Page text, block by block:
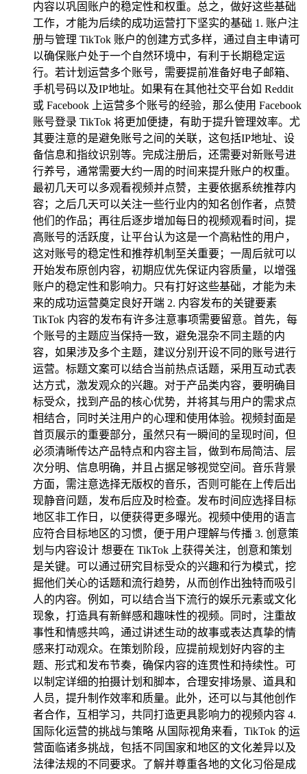
内容以巩固账户的稳定性和权重。总之，做好这些基础
工作，才能为后续的成功运营打下坚实的基础 1. 账户注
册与管理 TikTok 账户的创建方式多样，通过自主申请可
以确保账户处于一个自然环境中，有利于长期稳定运
行。若计划运营多个账号，需要提前准备好电子邮箱、
手机号码以及IP地址。如果有在其他社交平台如 Reddit
或 Facebook 上运营多个账号的经验，那么使用 Facebook
账号登录 TikTok 将更加便捷，有助于提升管理效率。尤
其要注意的是避免账号之间的关联，这包括IP地址、设
备信息和指纹识别等。完成注册后，还需要对新账号进
行养号，通常需要大约一周的时间来提升账户的权重。
最初几天可以多观看视频并点赞，主要依据系统推荐内
容；之后几天可以关注一些行业内的知名创作者，点赞
他们的作品；再往后逐步增加每日的视频观看时间，提
高账号的活跃度，让平台认为这是一个高粘性的用户，
这对账号的稳定性和推荐机制至关重要；一周后就可以
开始发布原创内容，初期应优先保证内容质量，以增强
账户的稳定性和影响力。只有打好这些基础，才能为未
来的成功运营奠定良好开端 2. 内容发布的关键要素
TikTok 内容的发布有许多注意事项需要留意。首先，每
个账号的主题应当保持一致，避免混杂不同主题的内
容，如果涉及多个主题，建议分别开设不同的账号进行
运营。标题文案可以结合当前热点话题，采用互动式表
达方式，激发观众的兴趣。对于产品类内容，要明确目
标受众，找到产品的核心优势，并将其与用户的需求点
相结合，同时关注用户的心理和使用体验。视频封面是
首页展示的重要部分，虽然只有一瞬间的呈现时间，但
必须清晰传达产品特点和内容主旨，做到布局简洁、层
次分明、信息明确，并且占据足够视觉空间。音乐背景
方面，需注意选择无版权的音乐，否则可能在上传后出
现静音问题，发布后应及时检查。发布时间应选择目标
地区非工作日，以便获得更多曝光。视频中使用的语言
应符合目标地区的习惯，便于用户理解与传播 3. 创意策
划与内容设计 想要在 TikTok 上获得关注，创意和策划
是关键。可以通过研究目标受众的兴趣和行为模式，挖
掘他们关心的话题和流行趋势，从而创作出独特而吸引
人的内容。例如，可以结合当下流行的娱乐元素或文化
现象，打造具有新鲜感和趣味性的视频。同时，注重故
事性和情感共鸣，通过讲述生动的故事或表达真挚的情
感来打动观众。在策划阶段，应提前规划好内容的主
题、形式和发布节奏，确保内容的连贯性和持续性。可
以制定详细的拍摄计划和脚本，合理安排场景、道具和
人员，提升制作效率和质量。此外，还可以与其他创作
者合作，互相学习，共同打造更具影响力的视频内容 4.
国际化运营的挑战与策略 从国际视角来看，TikTok 的运
营面临诸多挑战，包括不同国家和地区的文化差异以及
法律法规的不同要求。了解并尊重各地的文化习俗是成